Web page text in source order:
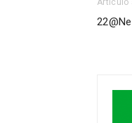
Artículo